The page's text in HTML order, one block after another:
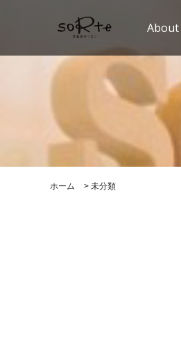
About
ホーム > 未分類